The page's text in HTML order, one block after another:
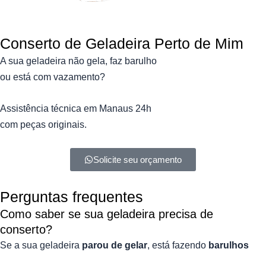
Conserto de Geladeira Perto de Mim
A sua geladeira não gela, faz barulho
ou está com vazamento?
Assistência técnica em Manaus 24h
com peças originais.
Solicite seu orçamento
Perguntas frequentes
Como saber se sua geladeira precisa de
conserto?
Se a sua geladeira parou de gelar, está fazendo barulhos